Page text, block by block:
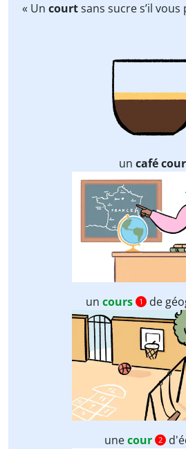
« Un courtsans sucre s’il vous
un café
un cours 1 de
unecour 2